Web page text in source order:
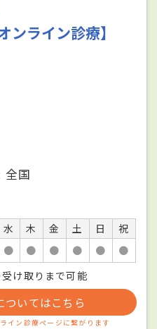
ンライン診療】
全国
水 木 金 土 日
祝
● ● ● ● ●
●
け取りまで可能
ついてはこちら
イン診療ページに繋がります